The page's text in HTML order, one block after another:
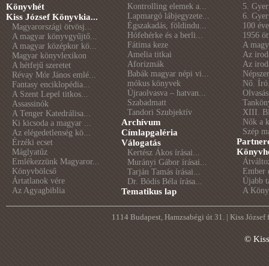
Könyvhét
Kiss József Könyvkia...
Magyarországi ötvösj...
A magyar könyvgyűjtő...
A magyar középkor kö...
Magyar könyvlexikon
A hétfejű szeretet
Révay Mór János emlé...
Fantasy enciklopédia...
A Szent Lepel titkos...
Assassinók
A Tenger Katedrálisa...
Ki kicsoda a magyar ...
Az elégedetlenség kö...
Érzéki ecset
Máglyatűz
Emlékezzünk Magyaror...
Könyvbölcső
Ártatlanok vére
Az Agyagbiblia
Kontrolling elemek a...
Lapmargó lábjegyzete...
Égszakadás, földindu...
Hófehérke és a berli...
Fátima keze
Amelia titkai
Aforizmák
Babák magyar népi vi...
mókus könyvek
Újraolvasva – hatvan...
Szabadmatt
Tandori Szubjektív
Archívum
Címlapgaléria
Válogatás
Kertész Ákos írásai...
Murányi Gábor írásai...
Tarján Tamás írásai...
Dr. Bódis Béla írása...
Tematikus lap
5.
6.
100
1956
A
Az
Az
Nő.
XIII.
Nők a
Szép
Ember
Újabb
A
1114 Budapest, Hamzsabégi út 31. | Kiss
©